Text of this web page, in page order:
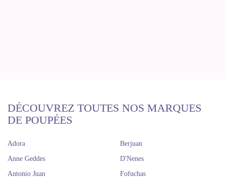
DÉCOUVREZ TOUTES NOS MARQUES
DE POUPÉES
Adora
Anne Geddes
Antonio Juan
Berjuan
D'Nenes
Fofuchas